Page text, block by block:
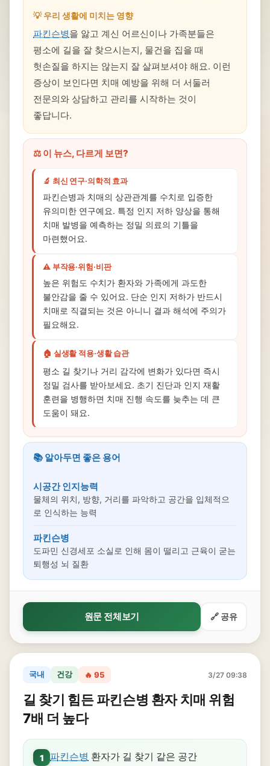
💡 우리 생활에 미치는 영향
파킨슨병을 앓고 계신 어르신이나 가족분들은
평소에 길을 잘 찾으시는지, 물건을 집을 때
헛손질을 하지는 않는지 잘 살펴보셔야 해요. 이런
증상이 보인다면 치매 예방을 위해 더 서둘러
전문의와 상담하고 관리를 시작하는 것이
좋답니다.
⚖️ 이 뉴스, 다르게 보면?
🔬 최신 연구·의학적 효과
파킨슨병과 치매의 상관관계를 수치로 입증한
유의미한 연구예요. 특정 인지 저하 양상을 통해
치매 발병을 예측하는 정밀 의료의 기틀을
마련했어요.
⚠️ 부작용·위험·비판
높은 위험도 수치가 환자와 가족에게 과도한
불안감을 줄 수 있어요. 단순 인지 저하가 반드시
치매로 직결되는 것은 아니니 결과 해석에 주의가
필요해요.
🏠 실생활 적용·생활 습관
평소 길 찾기나 거리 감각에 변화가 있다면 즉시
정밀 검사를 받아보세요. 초기 진단과 인지 재활
훈련을 병행하면 치매 진행 속도를 늦추는 데 큰
도움이 돼요.
📚 알아두면 좋은 용어
시공간 인지능력
물체의 위치, 방향, 거리를 파악하고 공간을 입체적으
로 인식하는 능력
파킨슨병
도파민 신경세포 소실로 인해 몸이 떨리고 근육이 굳는
퇴행성 뇌 질환
원문 전체보기 🔗 공유
국내 건강 🔥 95 3/27 09:38
길 찾기 힘든 파킨슨병 환자 치매 위험
7배 더 높다
1 파킨슨병 환자가 길 찾기 같은 공간